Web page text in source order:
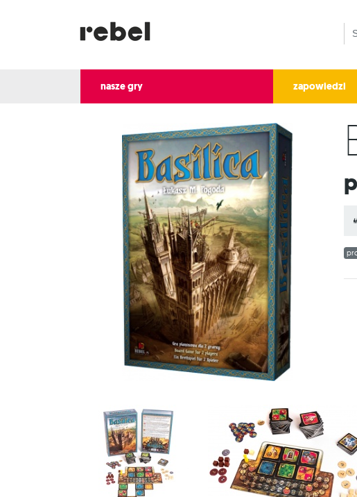
nasze gry zapowiedzi